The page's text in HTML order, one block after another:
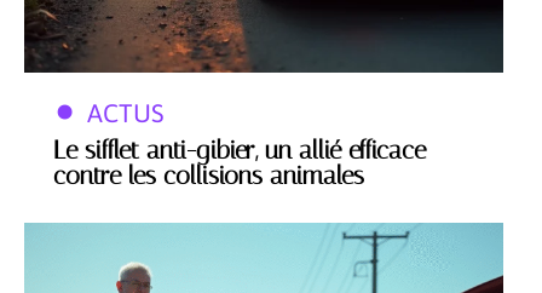
ACTUS
Le sifflet anti-gibier, un allié efficace
contre les collisions animales